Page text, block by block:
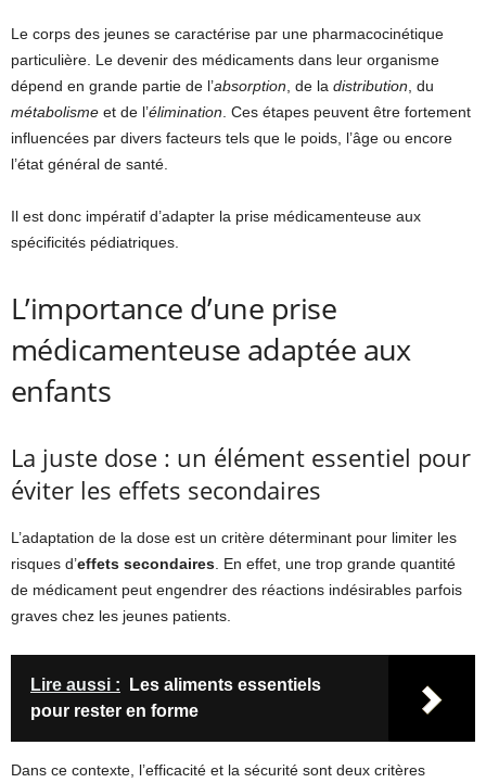
Le corps des jeunes se caractérise par une pharmacocinétique
particulière. Le devenir des médicaments dans leur organisme
dépend en grande partie de l’absorption , de la distribution , du
métabolisme et de l’élimination . Ces étapes peuvent être fortement
influencées par divers facteurs tels que le poids, l’âge ou encore
l’état général de santé.
Il est donc impératif d’adapter la prise médicamenteuse aux
spécificités pédiatriques.
L’importance d’une prise
médicamenteuse adaptée aux
enfants
La juste dose : un élément essentiel pour
éviter les effets secondaires
L’adaptation de la dose est un critère déterminant pour limiter les
risques d’effets secondaires . En effet, une trop grande quantité
de médicament peut engendrer des réactions indésirables parfois
graves chez les jeunes patients.
Lire aussi :
Les aliments essentiels
pour rester en forme
Dans ce contexte, l’efficacité et la sécurité sont deux critères